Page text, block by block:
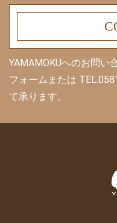
YAMAMOKUへのお問い
フォームまたは
て承ります。